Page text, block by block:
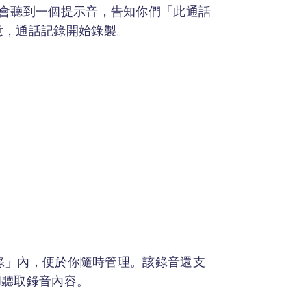
聽到一個提示音，告知你們「此通話
通話記錄開始錄製。
內，便於你隨時管理。該錄音還支
取錄音內容。